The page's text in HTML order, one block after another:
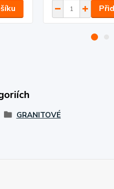
GRANITOVÉ